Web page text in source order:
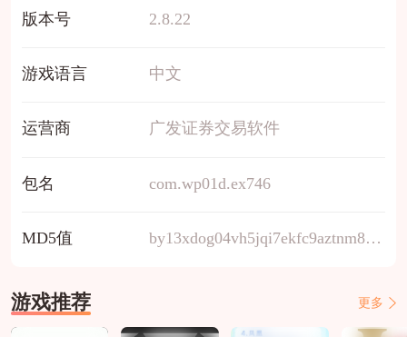
版本号 2.8.22
游戏语言 中文
运营商 广发证券交易软件
包名 com.wp01d.ex746
MD5值 by13xdog04vh5jqi7ekfc9aztnm8ps6w
游戏推荐 更多